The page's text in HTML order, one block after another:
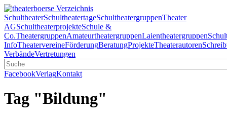
SchultheaterSchultheatertageSchultheatergruppenTheater
AGSchultheaterprojekteSchule &
Co.TheatergruppenAmateurtheatergruppenLaientheatergruppen
InfoTheatervereineFörderungBeratungProjekteTheaterautoren
VerbändeVertretungen
FacebookVerlagKontakt
Tag "Bildung"